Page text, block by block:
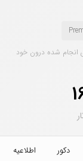
انجام شده درون خود
دکور اطلاعیه